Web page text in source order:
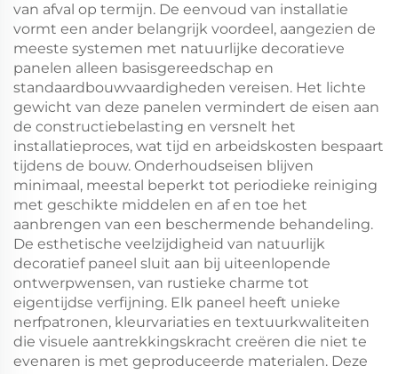
van afval op termijn. De eenvoud van installatie
vormt een ander belangrijk voordeel, aangezien de
meeste systemen met natuurlijke decoratieve
panelen alleen basisgereedschap en
standaardbouwvaardigheden vereisen. Het lichte
gewicht van deze panelen vermindert de eisen aan
de constructiebelasting en versnelt het
installatieproces, wat tijd en arbeidskosten bespaart
tijdens de bouw. Onderhoudseisen blijven
minimaal, meestal beperkt tot periodieke reiniging
met geschikte middelen en af en toe het
aanbrengen van een beschermende behandeling.
De esthetische veelzijdigheid van natuurlijk
decoratief paneel sluit aan bij uiteenlopende
ontwerpwensen, van rustieke charme tot
eigentijdse verfijning. Elk paneel heeft unieke
nerfpatronen, kleurvariaties en textuurkwaliteiten
die visuele aantrekkingskracht creëren die niet te
evenaren is met geproduceerde materialen. Deze